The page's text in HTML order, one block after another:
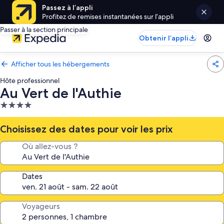
Passez à l’appli
Profitez de remises instantanées sur l’appli
Passer à la section principale
Obtenir l’appli
Afficher tous les hébergements
Hôte professionnel
Au Vert de l'Authie
Hébergement
4.0 étoiles
Choisissez des dates pour voir les prix
Où allez-vous ?
Dates
Voyageurs